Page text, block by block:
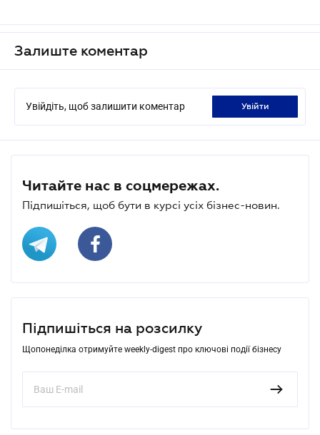
Залиште коментар
Увійдіть, щоб залишити коментар увійти
Читайте нас в соцмережах.
Підпишіться, щоб бути в курсі усіх бізнес-новин.
Підпишіться на розсилку
Щопонеділка отримуйте weekly-digest про ключові події бізнесу